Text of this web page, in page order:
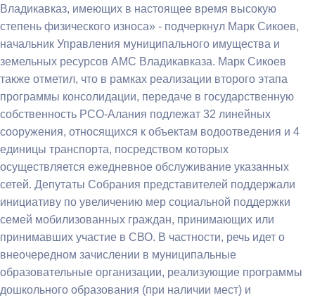
Владикавказ, имеющих в настоящее время высокую
степень физического износа» - подчеркнул Марк Сикоев,
начальник Управления муниципального имущества и
земельных ресурсов АМС Владикавказа. Марк Сикоев
также отметил, что в рамках реализации второго этапа
программы консолидации, передаче в государственную
собственность РСО-Алания подлежат 32 линейных
сооружения, относящихся к объектам водоотведения и 4
единицы транспорта, посредством которых
осуществляется ежедневное обслуживание указанных
сетей. Депутаты Собрания представителей поддержали
инициативу по увеличению мер социальной поддержки
семей мобилизованных граждан, принимающих или
принимавших участие в СВО. В частности, речь идет о
внеочередном зачислении в муниципальные
образовательные организации, реализующие программы
дошкольного образования (при наличии мест) и